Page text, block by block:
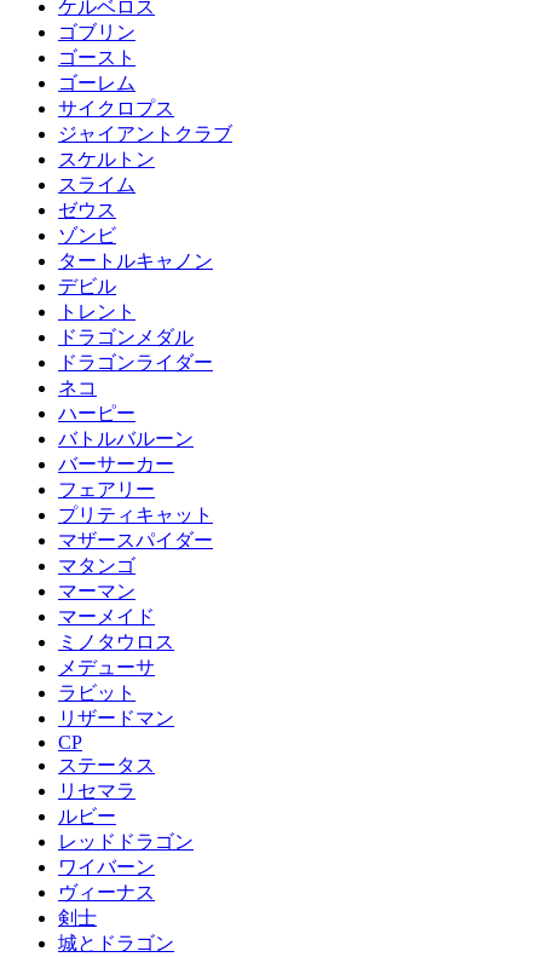
ケルベロス
ゴブリン
ゴースト
ゴーレム
サイクロプス
ジャイアントクラブ
スケルトン
スライム
ゼウス
ゾンビ
タートルキャノン
デビル
トレント
ドラゴンメダル
ドラゴンライダー
ネコ
ハーピー
バトルバルーン
バーサーカー
フェアリー
プリティキャット
マザースパイダー
マタンゴ
マーマン
マーメイド
ミノタウロス
メデューサ
ラビット
リザードマン
CP
ステータス
リセマラ
ルビー
レッドドラゴン
ワイバーン
ヴィーナス
剣士
城とドラゴン